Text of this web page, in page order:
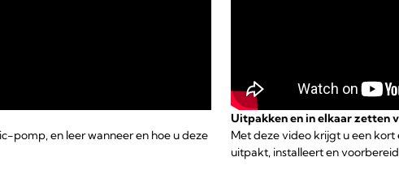
pomp, en leer wanneer en hoe u deze
Uitpakken en in elkaar zetten
Met deze video krijgt u een
uitpakt, installeert en